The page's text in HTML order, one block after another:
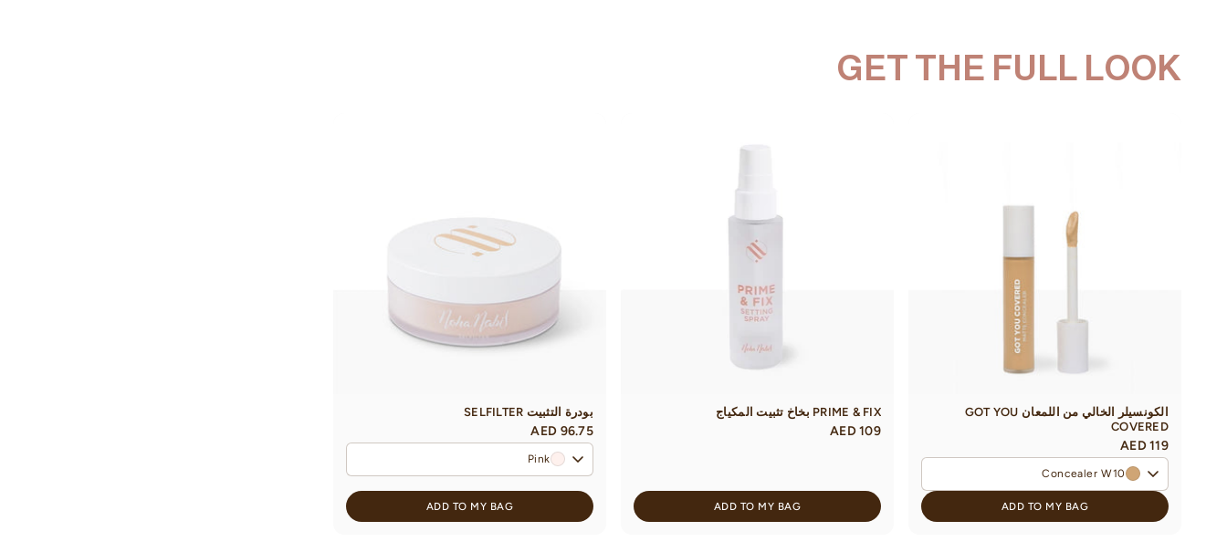
GET THE FULL LOOK
الكونسيلر الخالي من اللمعان GOT YOU
COVERED
AED 119
Concealer W10
ADD TO MY BAG
PRIME & FIX بخاخ تثبيت المكياج
AED 109
ADD TO MY BAG
بودرة التثبيت SELFILTER
AED 96.75
Pink
ADD TO MY BAG